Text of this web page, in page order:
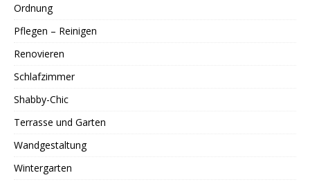
Ordnung
Pflegen – Reinigen
Renovieren
Schlafzimmer
Shabby-Chic
Terrasse und Garten
Wandgestaltung
Wintergarten